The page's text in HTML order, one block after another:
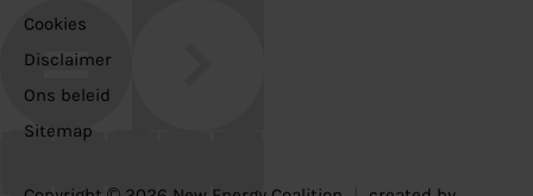
Cookies
Disclaimer
Ons beleid
Sitemap